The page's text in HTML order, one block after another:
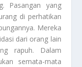
Pasangan yang
di perhatikan
Mereka
dari orang lain
rapuh. Dalam
semata-mata